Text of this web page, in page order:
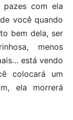
com ela
você quando
bem dela, ser
menos
está vendo
colocará um
ela morrerá